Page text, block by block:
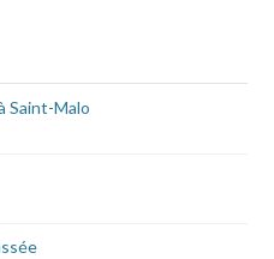
Saint-Malo